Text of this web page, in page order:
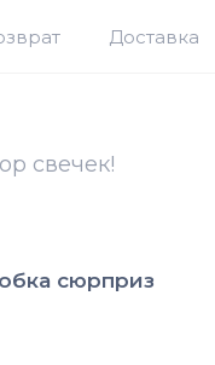
Доставка
свечек!
сюрприз